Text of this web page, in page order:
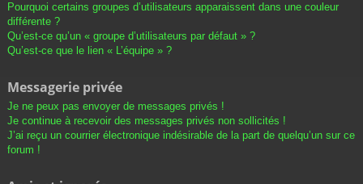
Pourquoi certains groupes d’utilisateurs apparaissent dans une couleur
différente ?
Qu’est-ce qu’un « groupe d’utilisateurs par défaut » ?
Qu’est-ce que le lien « L’équipe » ?
Messagerie privée
Je ne peux pas envoyer de messages privés !
Je continue à recevoir des messages privés non sollicités !
J’ai reçu un courrier électronique indésirable de la part de quelqu’un sur ce
forum !